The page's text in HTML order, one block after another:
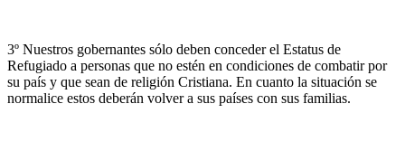
3º Nuestros gobernantes sólo deben conceder el Estatus de
Refugiado a personas que no estén en condiciones de combatir por
su país y que sean de religión Cristiana. En cuanto la situación se
normalice estos deberán volver a sus países con sus familias.